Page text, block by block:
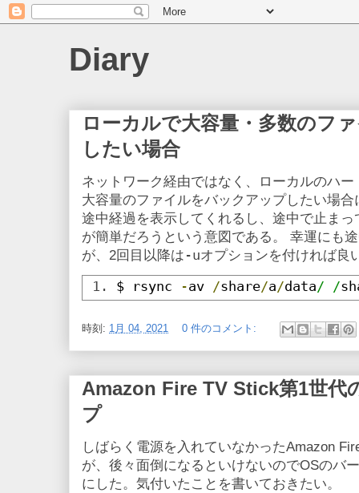
Diary
ローカルで大容量・多数のフ
したい場合
ネットワーク経由ではなく、ローカルのハ
大容量のファイルをバックアップしたい場合
途中経過を表示してくれるし、途中で止ま
が簡単だろうという意図である。 幸運にも
が、2回目以降は -uオプションを付ければ良
$ rsync -av /share/a/data/ /
時刻: 1月 04, 2021 0 件のコメント:
Amazon Fire TV Stick第1世代
プ
しばらく電源を入れていなかったAmazon
が、後々面倒になるといけないのでOSのバ
にした。気付いたことを書いておきたい。